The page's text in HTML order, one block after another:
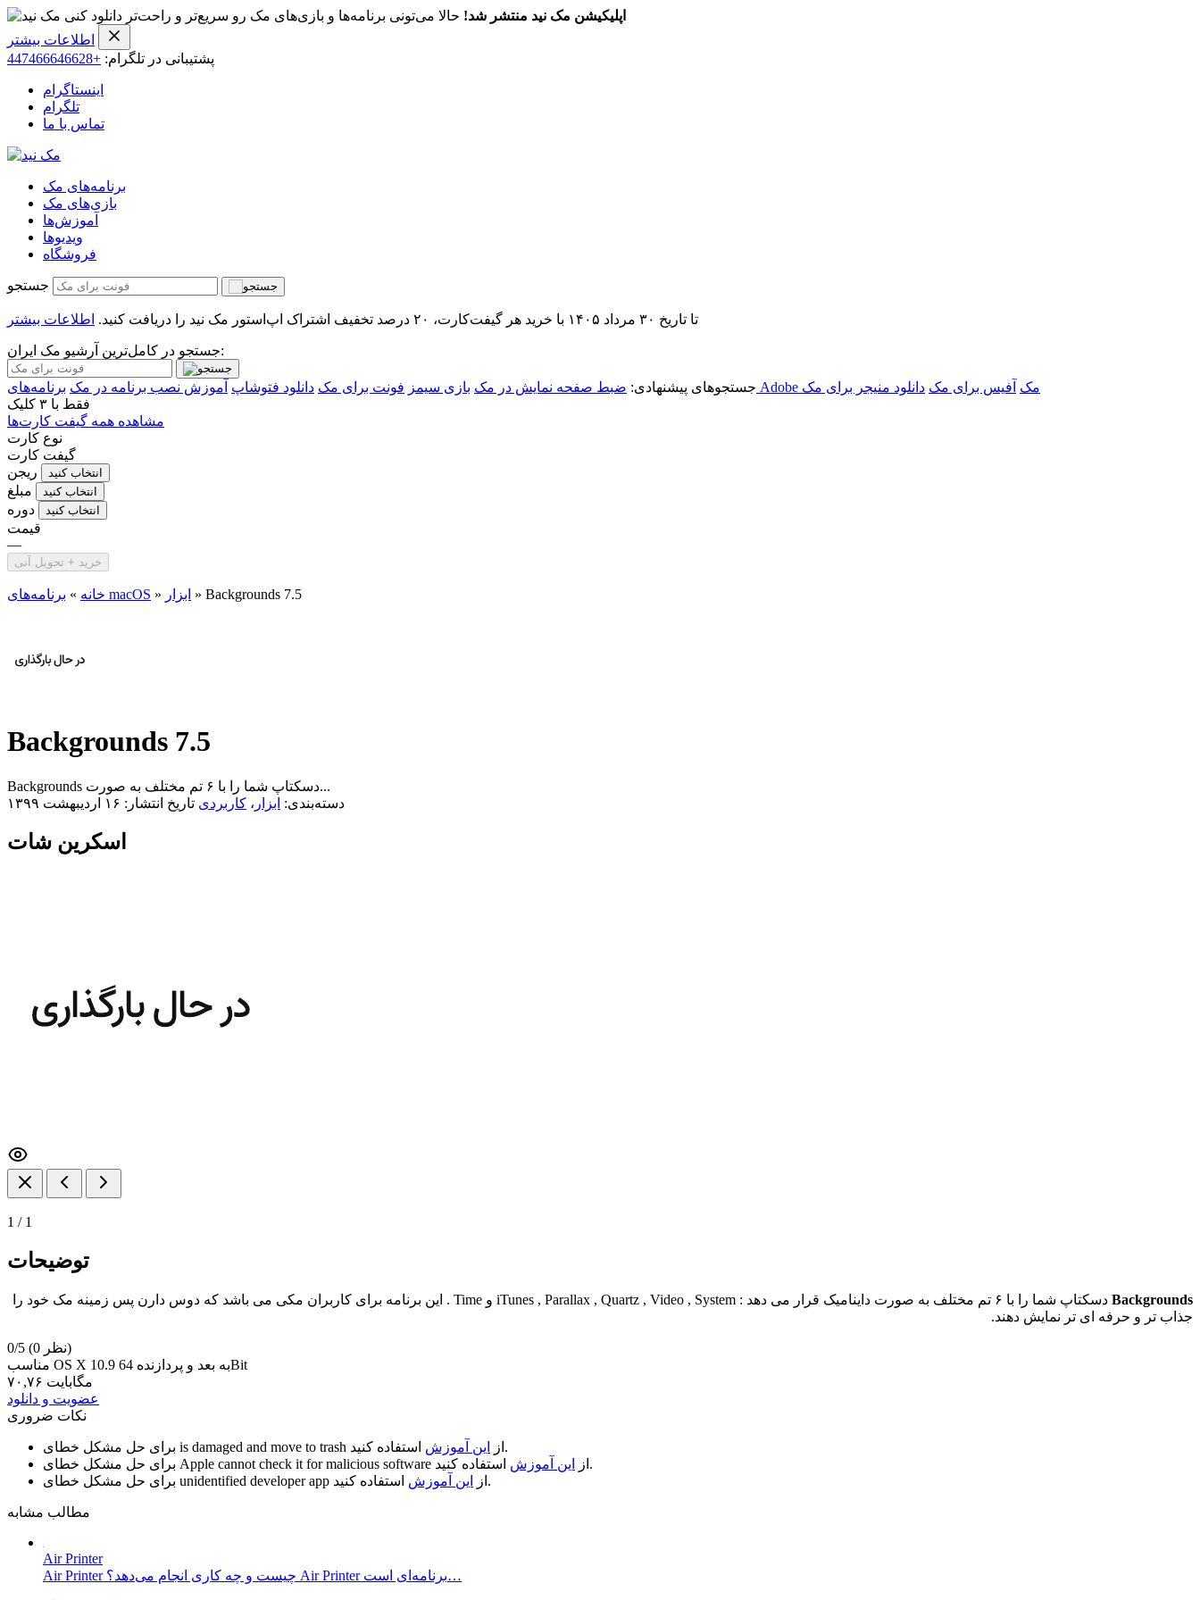
اپلیکیشن مک نید منتشر شد! حالا می‌تونی برنامه‌ها و بازی‌های مک رو سریع‌تر و راحت‌تر دانلود کنی
اطلاعات بیشتر
پشتیبانی در تلگرام: +447466646628
اینستاگرام
تلگرام
تماس با ما
برنامه‌های مک
بازی‌های مک
آموزش‌ها
ویدیو‌ها
فروشگاه
جستجو
تا تاریخ ۳۰ مرداد ۱۴۰۵ با خرید هر گیفت‌کارت، ۲۰ درصد تخفیف اشتراک اپ‌استور مک نید را دریافت کنید. اطلاعات بیشتر
جستجو در کامل‌ترین آرشیو مک ایران:
جستجوهای پیشنهادی: ضبط صفحه نمایش در مک بازی سیمز فونت برای مک دانلود فتوشاپ آموزش نصب برنامه در مک برنامه‌های Adobe مک آفیس برای مک دانلود منیجر برای مک
فقط با ۳ کلیک
مشاهده همه گیفت کارت‌ها
نوع کارت
گیفت کارت
ریجن
انتخاب کنید
مبلغ انتخاب کنید
دوره انتخاب کنید
قیمت
—
خرید + تحویل آنی
خانه » برنامه‌های macOS » ابزار » Backgrounds 7.5
Backgrounds 7.5
Backgrounds دسکتاپ شما را با ۶ تم مختلف به صورت...
دسته‌بندی: ابزار ، کاربردی تاریخ انتشار: ۱۶ اردیبهشت ۱۳۹۹
اسکرین شات
1 / 1
توضیحات
Backgrounds
دسکتاپ شما را با ۶ تم مختلف به صورت داینامیک قرار می دهد : iTunes , Parallax , Quartz , Video , System و Time . این برنامه برای کاربران مکی می باشد که دوس دارن پس زمینه مک خود را
جذاب تر و حرفه ای تر نمایش دهند.
0/5
(0 نظر)
مناسب OS X 10.9 به بعد و پردازنده 64Bit
۷۰,۷۶ مگابایت
عضویت و دانلود
نکات ضروری
is damaged and move to trash از این آموزش
استفاده کنید.
Apple cannot check it for malicious software از این آموزش
استفاده کنید.
unidentified developer app از این آموزش استفاده کنید.
مطالب مشابه
Air Printer
Air Printer چیست و چه کاری انجام می‌دهد؟ Air Printer برنامه‌ای است…